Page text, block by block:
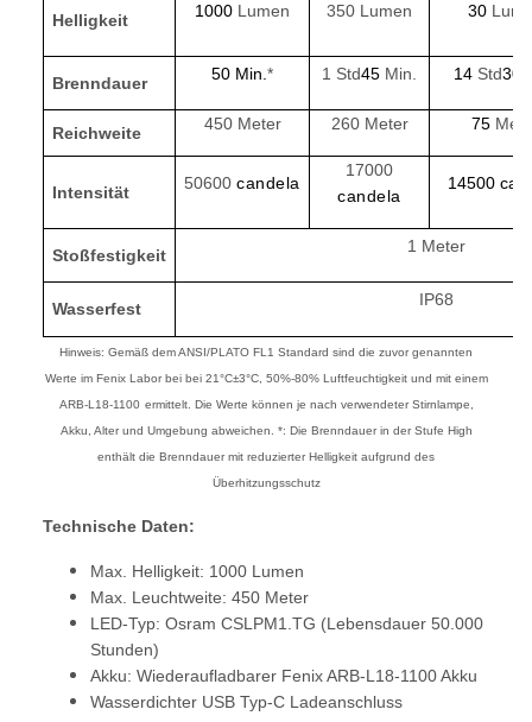
Helligkeit 1000 Lumen 350 Lumen 30
Brenndauer 50 Min.* 1 Std45 Min. 14 Std30
Reichweite 450 Meter 260 Meter 75
Intensität 50600candela
17000
candela
14500
Stoßfestigkeit 1 Meter
Wasserfest IP68
Hinweis: Gemäß dem ANSI/PLATO FL1 Standard sind die zuvor genannten
Werte im Fenix Labor bei bei 21°C±3°C, 50%-80% Luftfeuchtigkeit und mit einem
ARB-L18-1100 ermittelt. Die Werte können je nach verwendeter Stirnlampe,
Akku, Alter und Umgebung abweichen. *: Die Brenndauer in der Stufe High
enthält die Brenndauer mit reduzierter Helligkeit aufgrund des
Überhitzungsschutz
Technische Daten:
Max. Helligkeit: 1000 Lumen
Max. Leuchtweite: 450 Meter
LED-Typ: Osram CSLPM1.TG (Lebensdauer 50.000
Stunden)
Akku: Wiederaufladbarer Fenix ARB-L18-1100 Akku
Wasserdichter USB Typ-C Ladeanschluss